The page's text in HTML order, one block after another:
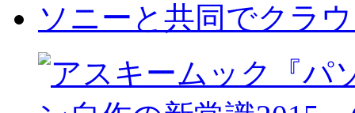
ソニーと共同でクラ